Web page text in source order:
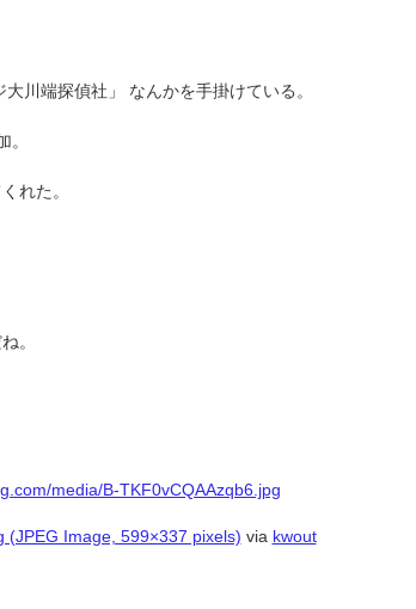
川端探偵社」 なんかを手掛けている。
。
れた。
。
(JPEG Image, 599×337 pixels) via kwout